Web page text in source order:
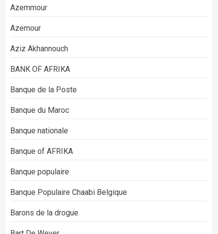
Azemmour
Azemour
Aziz Akhannouch
BANK OF AFRIKA
Banque de la Poste
Banque du Maroc
Banque nationale
Banque of AFRIKA
Banque populaire
Banque Populaire Chaabi Belgique
Barons de la drogue